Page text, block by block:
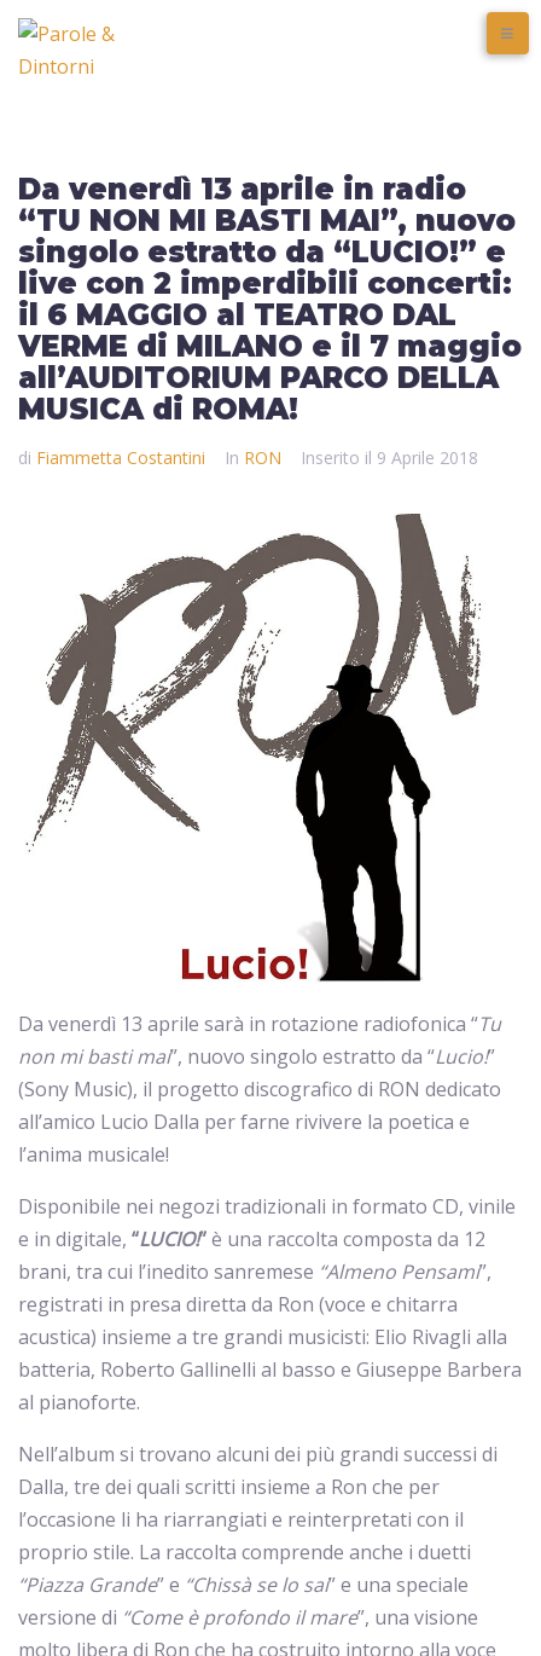
Da venerdì 13 aprile in radio
“TU NON MI BASTI MAI”, nuovo
singolo estratto da “LUCIO!” e
live con 2 imperdibili concerti:
il 6 MAGGIO al TEATRO DAL
VERME di MILANO e il 7 maggio
all’AUDITORIUM PARCO DELLA
MUSICA di ROMA!
di Fiammetta Costantini In RON Inserito il 9 Aprile 2018
Da venerdì 13 aprile sarà in rotazione radiofonica “Tu
non mi basti mai”, nuovo singolo estratto da “Lucio!”
(Sony Music), il progetto discografico di RON dedicato
all’amico Lucio Dalla per farne rivivere la poetica e
l’anima musicale!
Disponibile nei negozi tradizionali in formato CD, vinile
e in digitale, “LUCIO!”è una raccolta composta da 12
brani, tra cui l’inedito sanremese “Almeno Pensami”,
registrati in presa diretta da Ron (voce e chitarra
acustica) insieme a tre grandi musicisti: Elio Rivagli alla
batteria, Roberto Gallinelli al basso e Giuseppe Barbera
al pianoforte.
Nell’album si trovano alcuni dei più grandi successi di
Dalla, tre dei quali scritti insieme a Ron che per
l’occasione li ha riarrangiati e reinterpretati con il
proprio stile. La raccolta comprende anche i duetti
“Piazza Grande” e “Chissà se lo sai” e una speciale
versione di “Come è profondo il mare”, una visione
molto libera di Ron che ha costruito intorno alla voce